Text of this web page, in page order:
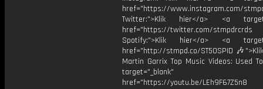
href="https://www.instagram.com/
Twitter:">Klik hier</a> <a
href="https://twitter.com/stmpdrcrds
Spotify:">Klik hier</a> <a
href="http://stmpd.co/ST50SPID
Martin Garrix Top Music Videos: Used
target="_blank"
href="https://youtu.be/LEh9F67Z5n8